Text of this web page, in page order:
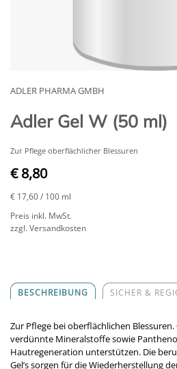
ADLER PHARMA GMBH
Adler Gel W (50 ml)
Zur Pflege oberflächlicher Blessuren
€ 8,80
€ 17,60/ 100 ml
Preis inkl. MwSt.
zzgl. Versandkosten
BESCHREIBUNG SICHER &
Zur Pflege bei oberflächlichen
verdünnte Mineralstoffe sowie
Hautregeneration unterstützen. Die
Gel’s sorgen für die Wiederherstellung